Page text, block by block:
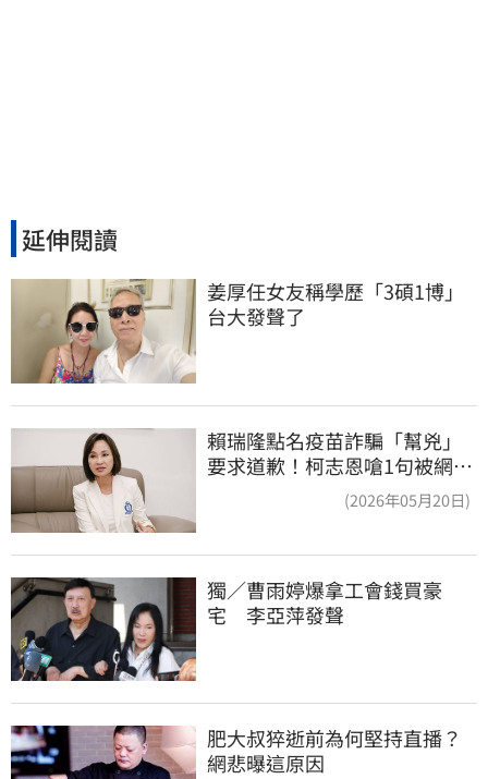
延伸閱讀
姜厚任女友稱學歷「3碩1博」
台大發聲了
賴瑞隆點名疫苗詐騙「幫兇」
要求道歉！柯志恩嗆1句被網罵
(2026年05月20日)
獨／曹雨婷爆拿工會錢買豪
宅　李亞萍發聲
肥大叔猝逝前為何堅持直播？
網悲曝這原因